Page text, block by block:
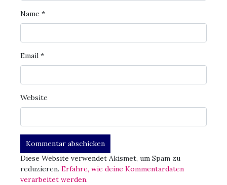
Name *
Email *
Website
Diese Website verwendet Akismet, um Spam zu
reduzieren. Erfahre, wie deine Kommentardaten
verarbeitet werden.